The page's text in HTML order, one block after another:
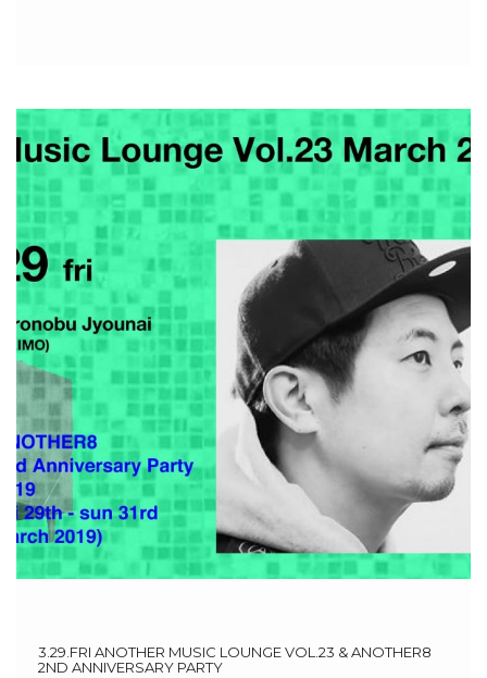
3.29.FRI ANOTHER MUSIC LOUNGE VOL.23 & ANOTHER8
2ND ANNIVERSARY PARTY